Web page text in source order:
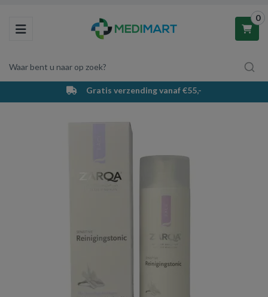
Toggle navigation
Waar bent u naar op zoek?
0
Winkelwagen
Gratis verzending vanaf €55,-